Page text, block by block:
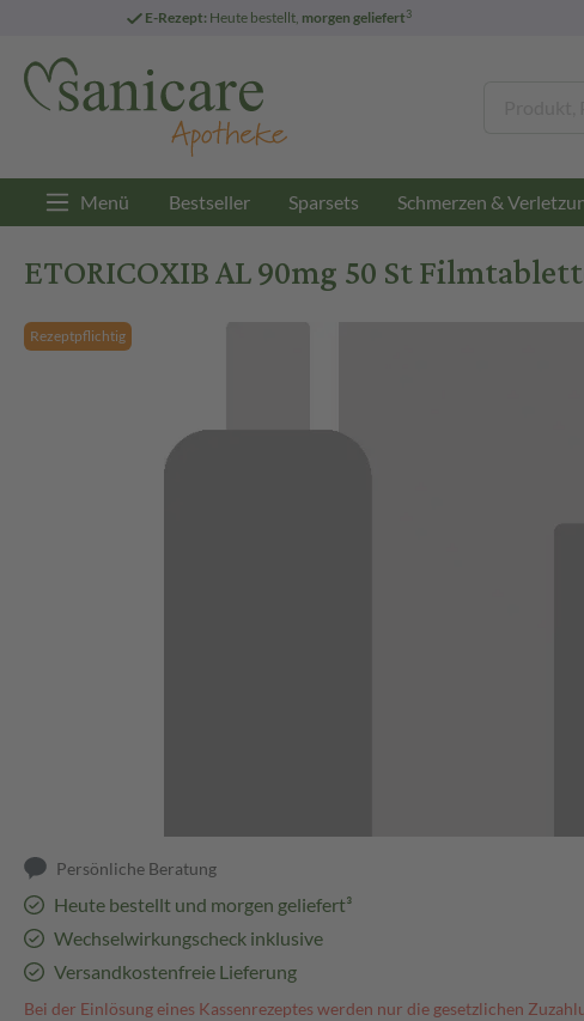
E-Rezept: Heute bestellt, morgen geliefert3
Menü Bestseller Sparsets Schmerzen &
ETORICOXIB AL 90mg 50 St
Rezeptpflichtig
Persönliche Beratung
Heute bestellt und morgen geliefert³
Wechselwirkungscheck inklusive
Versandkostenfreie Lieferung
Bei der Einlösung eines Kassenrezeptes werden nur die gesetzlichen